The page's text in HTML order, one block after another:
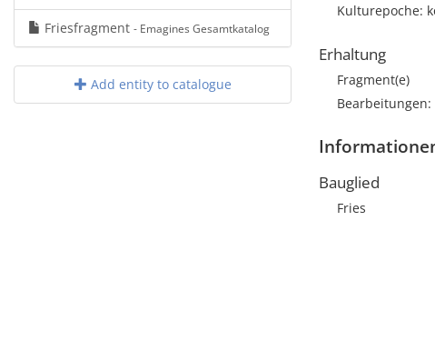
Friesfragment - Emagines Gesamtkatalog
Add entity to catalogue
Kulturepoche:
Erhaltung
Fragment(e)
Bauglied
Fries